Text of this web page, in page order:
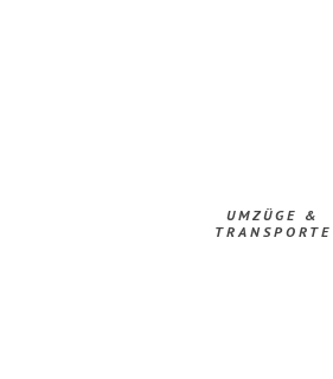
UMZÜGE &
TRANSPORTE